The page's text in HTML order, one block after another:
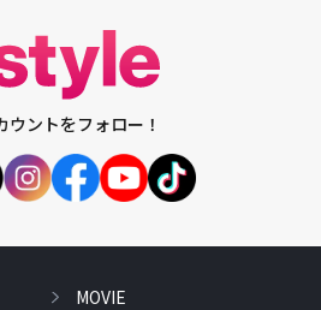
ウントをフォロー！
MOVIE